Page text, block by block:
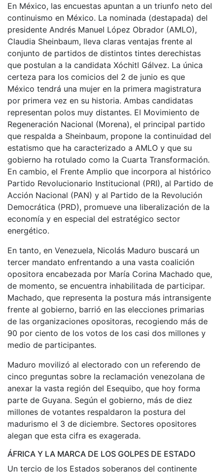
En México, las encuestas apuntan a un triunfo neto del
continuismo en México. La nominada (destapada) del
presidente Andrés Manuel López Obrador (AMLO),
Claudia Sheinbaum, lleva claras ventajas frente al
conjunto de partidos de distintos tintes derechistas
que postulan a la candidata Xóchitl Gálvez. La única
certeza para los comicios del 2 de junio es que
México tendrá una mujer en la primera magistratura
por primera vez en su historia. Ambas candidatas
representan polos muy distantes. El Movimiento de
Regeneración Nacional (Morena), el principal partido
que respalda a Sheinbaum, propone la continuidad del
estatismo que ha caracterizado a AMLO y que su
gobierno ha rotulado como la Cuarta Transformación.
En cambio, el Frente Amplio que incorpora al histórico
Partido Revolucionario Institucional (PRI), al Partido de
Acción Nacional (PAN) y al Partido de la Revolución
Democrática (PRD), promueve una liberalización de la
economía y en especial del estratégico sector
energético.
En tanto, en Venezuela, Nicolás Maduro buscará un
tercer mandato enfrentando a una vasta coalición
opositora encabezada por María Corina Machado que,
de momento, se encuentra inhabilitada de participar.
Machado, que representa la postura más intransigente
frente al gobierno, barrió en las elecciones primarias
de las organizaciones opositoras, recogiendo más de
90 por ciento de los votos de los casi dos millones y
medio de participantes.
Maduro movilizó al electorado con un referendo de
cinco preguntas sobre la reclamación venezolana de
anexar la vasta región del Esequibo, que hoy forma
parte de Guyana. Según el gobierno, más de diez
millones de votantes respaldaron la postura del
madurismo el 3 de diciembre. Sectores opositores
alegan que esta cifra es exagerada.
ÁFRICA Y LA MARCA DE LOS GOLPES DE ESTADO
Un tercio de los Estados soberanos del continente